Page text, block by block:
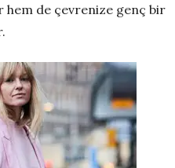
de çevrenize genç bir